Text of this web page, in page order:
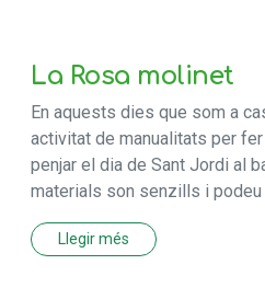
La Rosa molinet
En aquests dies que som a
activitat de manualitats per
penjar el dia de Sant Jordi al
materials son senzills i podeu
Llegir més